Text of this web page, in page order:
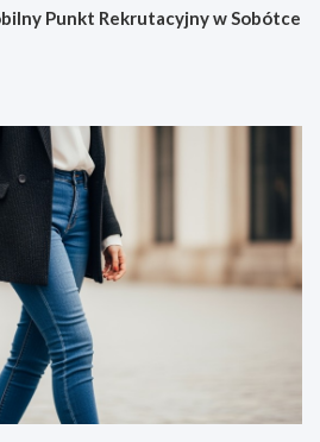
Punkt Rekrutacyjny w Sobótce